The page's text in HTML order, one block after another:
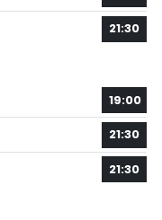
21:30
19:00
21:30
21:30